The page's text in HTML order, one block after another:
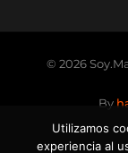
© 2026
By
Utilizamos
experiencia al